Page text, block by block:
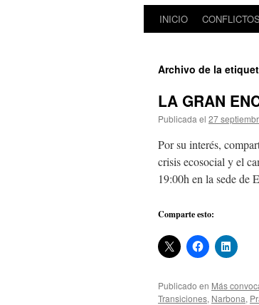
Saltar
contenido
INICIO
Archivo de la
LA GRAN
Publicada el 27
Por su interés,
crisis ecosocial y el
19:00h en la sede
Comparte esto:
Publicado en Más
Transiciones, Narbona,